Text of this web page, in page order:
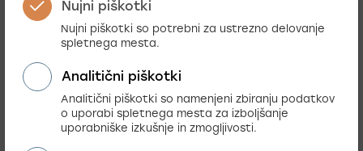
zav-vita.si
Preberi
več o zav-vita.si
Nujni piškotki
Nujni piškotki so potrebni za ustrezno delovanje
spletnega mesta.
Analitični piškotki
Analitični piškotki so namenjeni zbiranju podatkov
o uporabi spletnega mesta za izboljšanje
uporabniške izkušnje in zmogljivosti.